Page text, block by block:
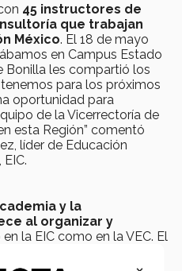
45 instructores de
que trabajan
México. El 18 de mayo
en Campus Estado
Bonilla les compartió los
para los próximos
oportunidad para
de la Vicerrectoría de
esta Región” comentó
líder de Educación
y la
al organizar y
la EIC como en la VEC. El
en la VEC es Nicola
de Educación